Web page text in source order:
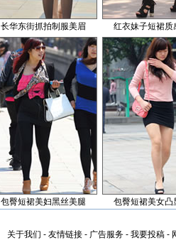
长华东街抓拍制服美眉 红衣妹子短裙质
包臀短裙美妇黑丝美腿 包臀短裙美女凸
关于我们 - 友情链接 - 广告服务 - 我要投稿 -